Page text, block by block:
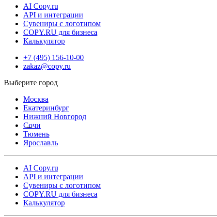
оформления заказа
В Copy.ru печать брошюр на пружине сочетает в себе качество,
скорость и удобство, благодаря чему ваши материалы будут
AI Copy.ru
API и интеграции
Сувениры с логотипом
COPY.RU для бизнеса
Калькулятор
+7 (495) 156-10-00
zakaz@copy.ru
Москва
Екатеринбург
Нижний Новгород
Сочи
Тюмень
Ярославль
AI Copy.ru
API и интеграции
Сувениры с логотипом
COPY.RU для бизнеса
Калькулятор